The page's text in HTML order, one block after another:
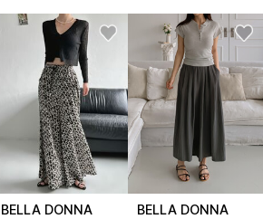
BELLA DONNA BELLA DONNA